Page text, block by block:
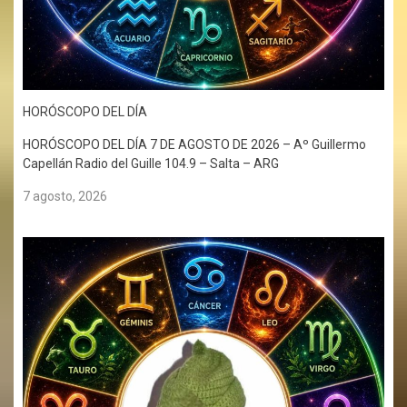
HORÓSCOPO DEL DÍA
HORÓSCOPO DEL DÍA 7 DE AGOSTO DE 2026 – Aº Guillermo
Capellán Radio del Guille 104.9 – Salta – ARG
7 agosto, 2026